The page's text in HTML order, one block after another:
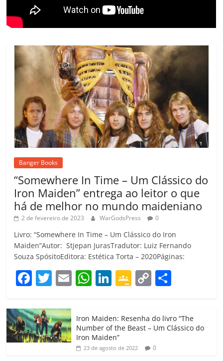
Banger Books
“Somewhere In Time – Um Clássico do
Iron Maiden” entrega ao leitor o que
há de melhor no mundo maideniano
2 de fevereiro de 2023 WarGodsPress 0
Livro: “Somewhere In Time – Um Clássico do Iron
Maiden”Autor: Stjepan JurasTradutor: Luiz Fernando
Souza SpósitoEditora: Estética Torta – 2020Páginas:
F
c
e
b
T
itt
er
E W
at
s
A
Li
e
dI
G
gl
e
C
p
y
Li
m
p
Iron Maiden: Resenha do livro “The
Number of the Beast – Um Clássico do
Iron Maiden”
23 de agosto de 2022 0